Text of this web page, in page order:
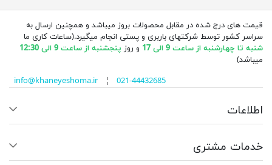
قیمت های درج شده در مقابل محصولات بروز میباشد و همچنین ارسال به
سراسر کشور توسط شرکتهای باربری و پستی انجام میگیرد.(ساعات کاری ما
شنبه تا چهارشنبه از ساعت 9 الی 17
و روز پنجشنبه از ساعت 9 الی 12:30
میباشد)
info@khaneyeshoma.ir¦ 021-44432685
اطلاعات
خدمات مشتری